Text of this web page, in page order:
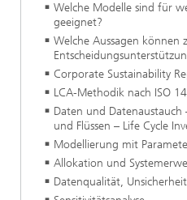
Welche Modelle sind für
geeignet?
Welche Aussagen können
Corporate Sustainability
LCA-Methodik nach ISO
Daten und Datenaustauch
und Flüssen – Life Cycle
Modellierung mit
Allokation und
Datenqualität,